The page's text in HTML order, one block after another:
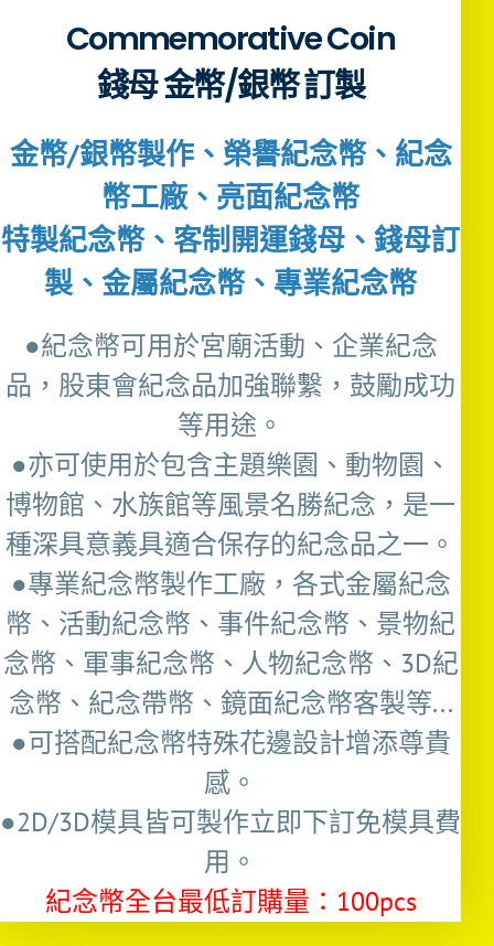
Commemorative Coin
錢母 金幣/銀幣 訂製
金幣/銀幣製作、榮譽紀念幣、紀念
幣工廠、亮面紀念幣
特製紀念幣、客制開運錢母、錢母訂
製、金屬紀念幣、專業紀念幣
●紀念幣可用於宮廟活動、企業紀念
品，股東會紀念品加強聯繫，鼓勵成功
等用途。
●亦可使用於包含主題樂園、動物園、
博物館、水族館等風景名勝紀念，是一
種深具意義具適合保存的紀念品之一。
●專業紀念幣製作工廠，各式金屬紀念
幣、活動紀念幣、事件紀念幣、景物紀
念幣、軍事紀念幣、人物紀念幣、3D紀
念幣、紀念帶幣、鏡面紀念幣客製等...
●可搭配紀念幣特殊花邊設計增添尊貴
感。
●2D/3D模具皆可製作立即下訂免模具費
用。
紀念幣全台最低訂購量：100pcs